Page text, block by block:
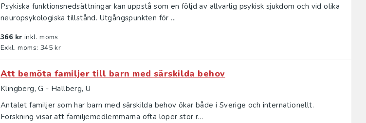
Psykiska funktionsnedsättningar kan uppstå som en följd av allvarlig psykisk sjukdom och vid olika
neuropsykologiska tillstånd. Utgångspunkten för ...
366 kr inkl. moms
Exkl. moms: 345 kr
Att bemöta familjer till barn med särskilda behov
Klingberg, G - Hallberg, U
Antalet familjer som har barn med särskilda behov ökar både i Sverige och internationellt.
Forskning visar att familjemedlemmarna ofta löper stor r...